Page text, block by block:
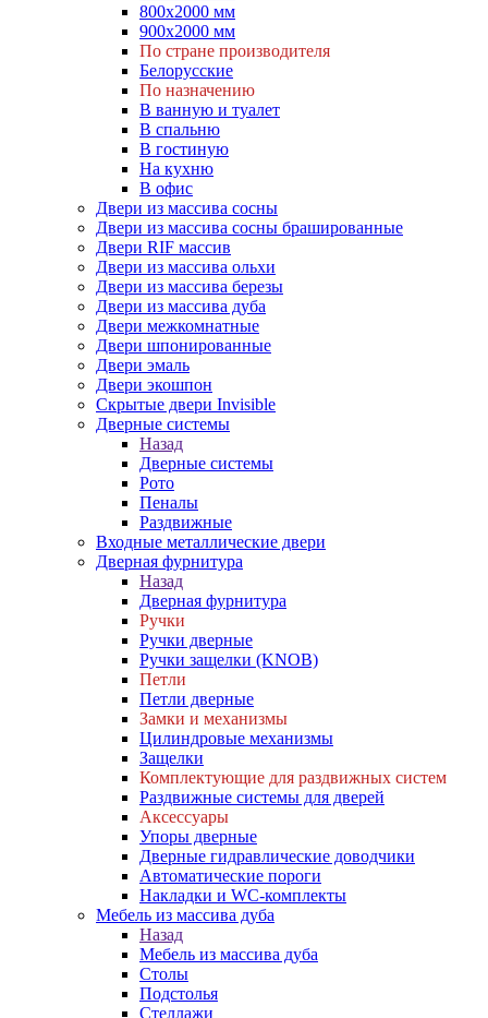
800х2000 мм
900х2000 мм
По стране производителя
Белорусские
По назначению
В ванную и туалет
В спальню
В гостиную
На кухню
В офис
Двери из массива сосны
Двери из массива сосны брашированные
Двери RIF массив
Двери из массива ольхи
Двери из массива березы
Двери из массива дуба
Двери межкомнатные
Двери шпонированные
Двери эмаль
Двери экошпон
Скрытые двери Invisible
Дверные системы
Назад
Дверные системы
Рото
Пеналы
Раздвижные
Входные металлические двери
Дверная фурнитура
Назад
Дверная фурнитура
Ручки
Ручки дверные
Ручки защелки (KNOB)
Петли
Петли дверные
Замки и механизмы
Цилиндровые механизмы
Защелки
Комплектующие для раздвижных систем
Раздвижные системы для дверей
Аксессуары
Упоры дверные
Дверные гидравлические доводчики
Автоматические пороги
Накладки и WC-комплекты
Мебель из массива дуба
Назад
Мебель из массива дуба
Столы
Подстолья
Стеллажи